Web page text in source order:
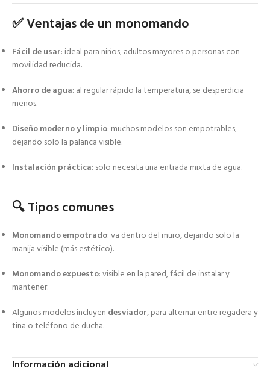
✅Ventajas de un monomando
Fácil de usar: ideal para niños, adultos mayores o personas con
movilidad reducida.
Ahorro de agua: al regular rápido la temperatura, se desperdicia
menos.
Diseño moderno y limpio: muchos modelos son empotrables,
dejando solo la palanca visible.
Instalación práctica: solo necesita una entrada mixta de agua.
🔍Tipos comunes
Monomando empotrado: va dentro del muro, dejando solo la
manija visible (más estético).
Monomando expuesto: visible en la pared, fácil de instalar y
mantener.
Algunos modelos incluyen desviador, para alternar entre regadera y
tina o teléfono de ducha.
Información adicional